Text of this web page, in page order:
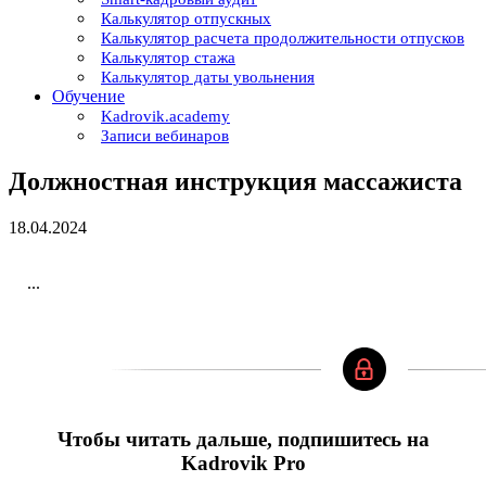
Калькулятор отпускных
Калькулятор расчета продолжительности отпусков
Калькулятор стажа
Калькулятор даты увольнения
Обучение
Kadrovik.academy
Записи вебинаров
Должностная инструкция массажиста
18.04.2024
...
Чтобы читать дальше, подпишитесь на
Kadrovik Pro